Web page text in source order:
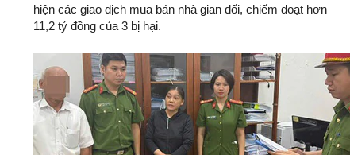
hiện các giao dịch mua bán nhà gian dối, chiếm đoạt hơn
11,2 tỷ đồng của 3 bị hại.